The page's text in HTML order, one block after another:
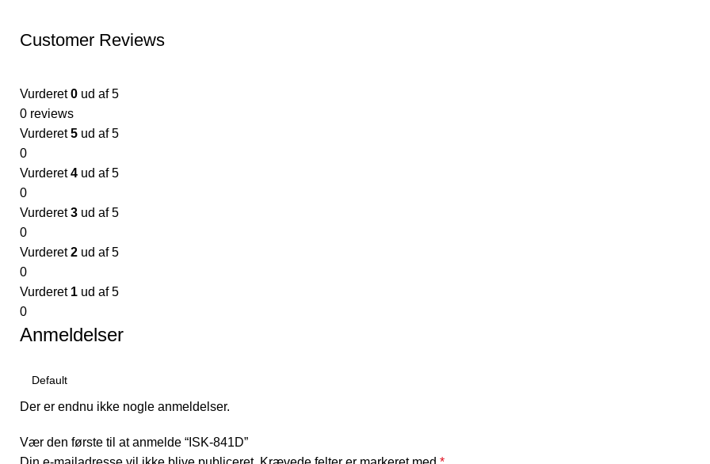
Customer Reviews
Vurderet0 ud af 5
0 reviews
Vurderet5 ud af 5
0
Vurderet4 ud af 5
0
Vurderet3 ud af 5
0
Vurderet2 ud af 5
0
Vurderet 1 ud af 5
0
Anmeldelser
Der er endnu ikke nogle anmeldelser.
Vær den første til at anmelde “ISK-841D”